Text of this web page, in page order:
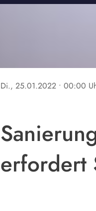
Di., 25.01.2022 • 00:00
erfordert